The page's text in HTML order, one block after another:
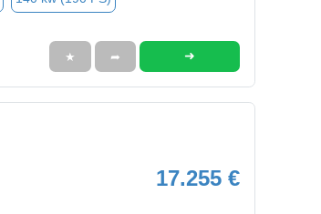
★ ➦ ➜
17.255 €